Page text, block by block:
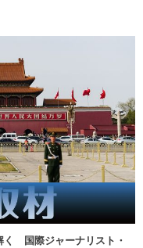
く 国際ジャーナリスト・